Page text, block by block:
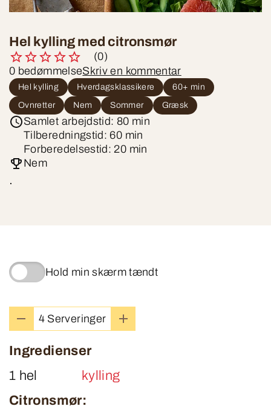
Hel kylling med citronsmør
(0)
0 bedømmelseSkriv en kommentar
Hel kylling Hverdagsklassikere
60+ min
Ovnretter
Nem Sommer Græsk
Samlet arbejdstid: 80 min
Tilberedningstid: 60 min
Forberedelsestid: 20 min
Nem
.
Hold min skærm tændt
4 Serveringer
Ingredienser
1 hel
kylling
Citronsmør: